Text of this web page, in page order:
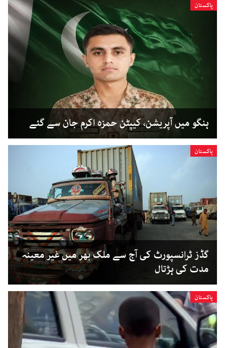
پاکستان
ہنگو میں آپریشن، کیپٹن حمزہ اکرم جان سے گئے
پاکستان
گڈز ٹرانسپورٹ کی آج سے ملک بھر میں غیر معینہ
مدت کی ہڑتال
پاکستان